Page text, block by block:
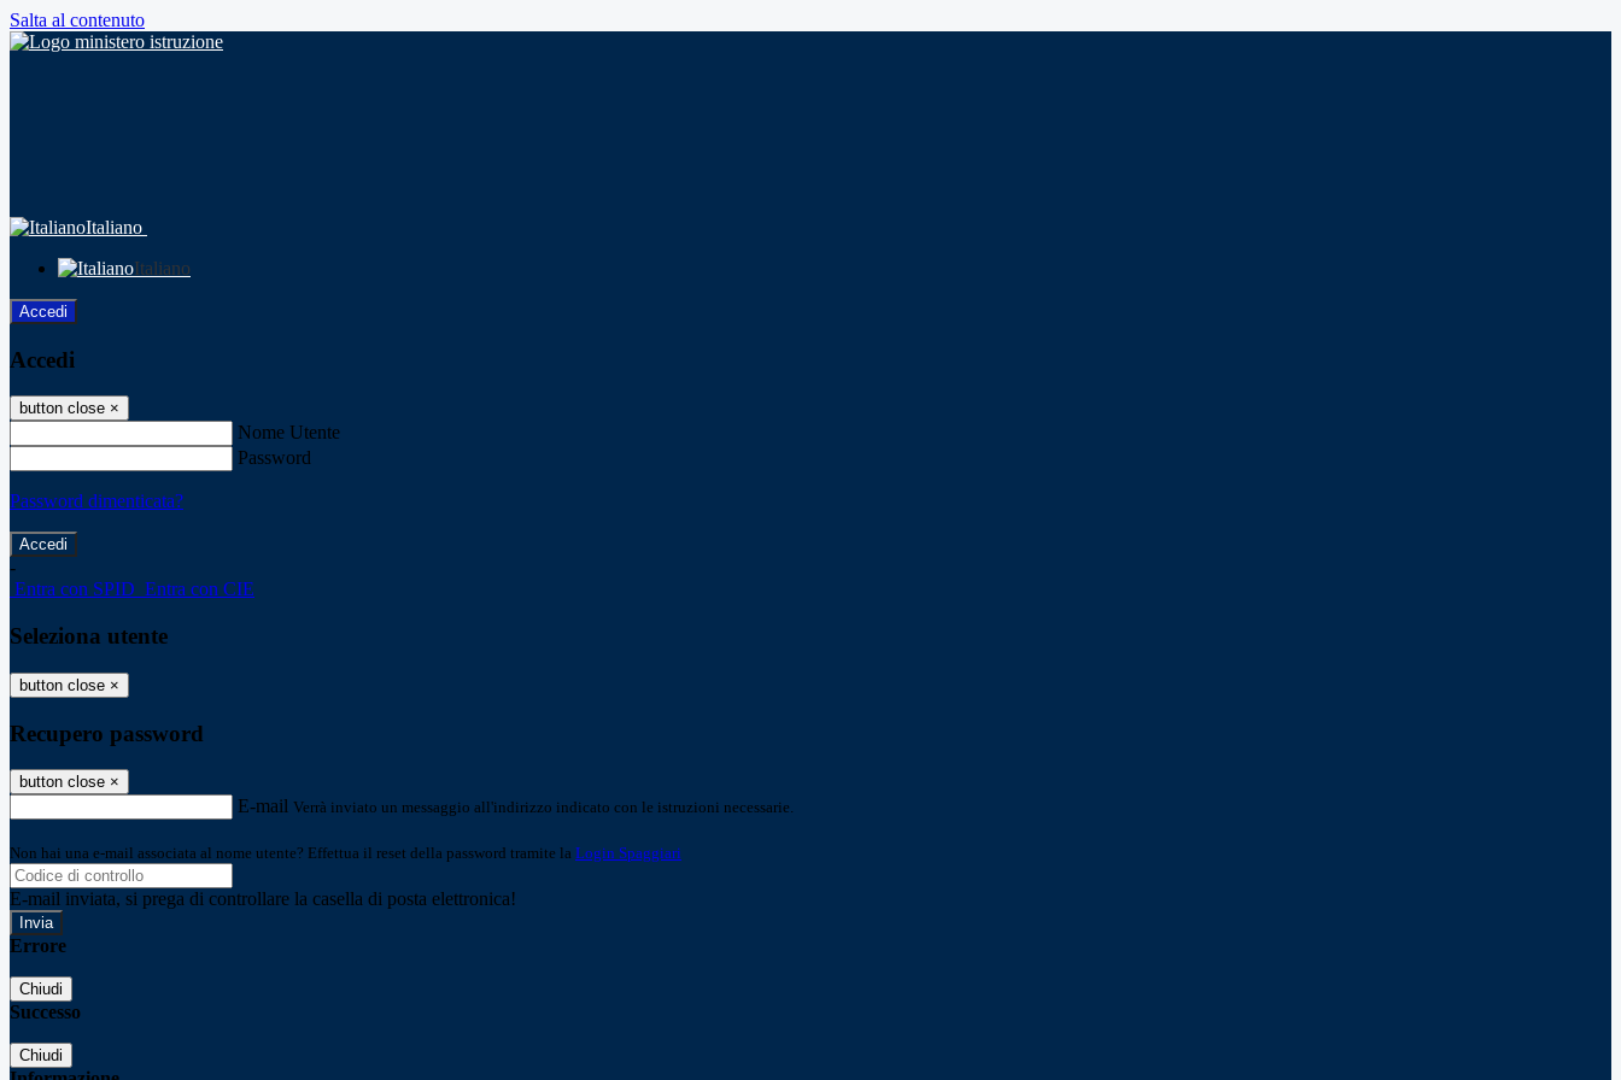
Salta al contenuto
Italiano
Italiano
Accedi
Accedi
button close ×
Nome Utente
Password
Password dimenticata?
-
Entra con SPID Entra con CIE
Seleziona utente
button close ×
Recupero password
button close ×
E-mail Verrà inviato un messaggio all'indirizzo indicato con le istruzioni necessarie.
Non hai una e-mail associata al nome utente? Effettua il reset della password tramite la Login Spaggiari
E-mail inviata, si prega di controllare la casella di posta elettronica!
Errore
Chiudi
Successo
Chiudi